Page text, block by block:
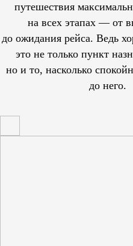
путешествия
на всех этапах — от
до ожидания рейса. Ведь
это не только пункт
но и то, насколько
до него.